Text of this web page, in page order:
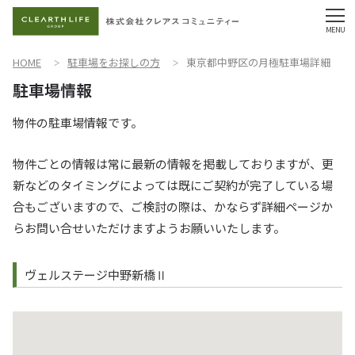
HOME 駐車場をお探しの方 東京都中野区の月極駐車場詳細
物件の駐車場情報です。
物件ごとの情報は常に最新の情報を掲載しておりますが、更
新などのタイミングによっては既にご契約が完了している場
合もございますので、ご検討の際は、かならず詳細ページか
らお問い合せいただけますようお願いいたします。
ヴェルステージ中野新橋Ⅱ